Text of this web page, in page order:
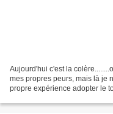
Aujourd'hui c'est la
mes propres peurs, mais là je
propre expérience adopter le